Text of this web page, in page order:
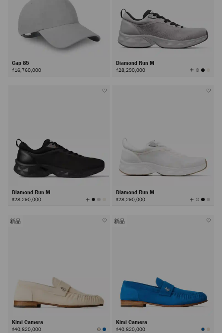
Cap 85
₫16,760,000
Diamond Run M
₫28,290,000 查
看
Diamond Run M
₫28,290,000 查
看
Diamond Run M
₫28,290,000 查
看
新品
Kimi Camera
₫40,820,000
新品
Kimi Camera
₫40,820,000